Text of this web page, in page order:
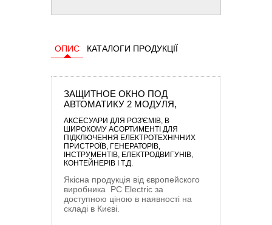
ОПИС КАТАЛОГИ ПРОДУКЦІЇ
ЗАЩИТНОЕ ОКНО ПОД
АВТОМАТИКУ 2 МОДУЛЯ,
АКСЕСУАРИ ДЛЯ РОЗ'ЄМІВ, В
ШИРОКОМУ АСОРТИМЕНТІ ДЛЯ
ПІДКЛЮЧЕННЯ ЕЛЕКТРОТЕХНІЧНИХ
ПРИСТРОЇВ, ГЕНЕРАТОРІВ,
ІНСТРУМЕНТІВ, ЕЛЕКТРОДВИГУНІВ,
КОНТЕЙНЕРІВ І Т.Д.
Якісна продукція від європейского
виробника PC Electric за
доступною ціною в наявності на
складі в Києві.